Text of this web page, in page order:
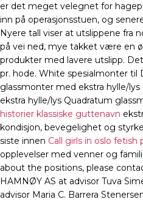
er det meget velegnet for
inn på operasjonsstuen, og
Nyere tall viser at utslippene fra
på vei ned, mye takket være en
produkter med lavere utslipp.
pr. hode. White spesialmonter til
glassmonter med ekstra hylle/
ekstra hylle/lys Quadratum
historier klassiske guttenavn
kondisjon, bevegelighet og
siste innen Call girls in oslo fetish
opplevelser med venner og
about the positions, please
HAMNØY AS at advisor Tuva
advisor Maria C. Barrera